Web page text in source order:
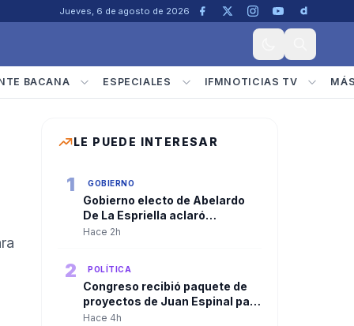
Jueves, 6 de agosto de 2026
BACANA ESPECIALES IFMNOTICIAS TV
LE PUEDE INTERESAR
1 GOBIERNO
Gobierno electo de Abelardo
De La Espriella aclaró
convocatoria a diplomáticos
Hace 2h
2 POLÍTICA
Congreso recibió paquete de
proyectos de Juan Espinal para
blindar la seguridad energética
Hace 4h